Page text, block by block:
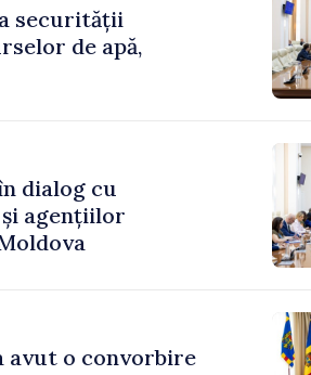
securității
de apă,
dialog cu
agențiilor
avut o convorbire